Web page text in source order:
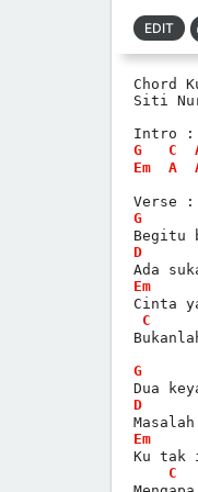
Chord
Siti
Intro :
G
C
Em
A
Verse :
G
Begitu
D
Ada
Em
Cinta
C
G
Dua
D
Em
Ku tak
C